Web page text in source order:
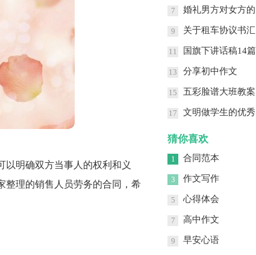
以明确双方当事人的权利和义
整理的销售人员劳务的合同，希
文合集七篇
7
婚礼男方对女方的
讲话稿
9
关于租车协议书汇
编9篇
11 国旗下讲话稿14篇
13 分享初中作文
15 五彩脸谱大班教案
17
文明做学生的优秀
猜你喜欢
1 合同范本
3 作文写作
5 心得体会
7 高中作文
9 早安心语